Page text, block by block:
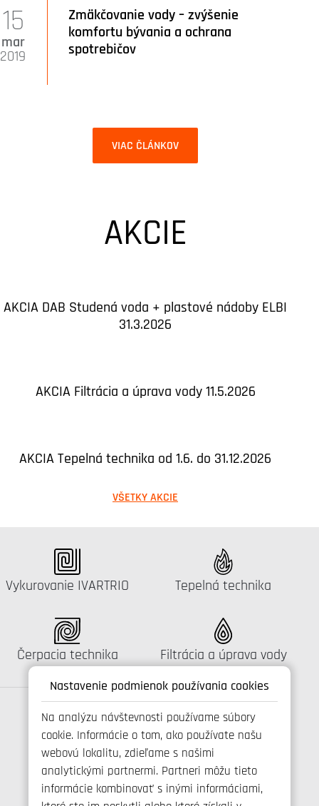
Nastavenie podmienok používania cookies
Na analýzu návštevnosti používame súbory
cookie. Informácie o tom, ako používate našu
webovú lokalitu, zdieľame s našimi
analytickými partnermi. Partneri môžu tieto
informácie kombinovať s inými informáciami,
Zmäkčovanie vody – zvýšenie
komfortu bývania a ochrana
spotrebičov
15
mar
2019
VIAC ČLÁNKOV
AKCIE
AKCIA DAB Studená voda + plastové nádoby ELBI
31.3.2026
AKCIA Filtrácia a úprava vody 11.5.2026
AKCIA Tepelná technika od 1.6. do 31.12.2026
VŠETKY AKCIE
Katalógus:
Vykurovanie IVARTRIO Katalógus:
Tepelná technika
Katalógus:
Čerpacia technika Katalógus:
Filtrácia a úprava vody
Spojte se s námi